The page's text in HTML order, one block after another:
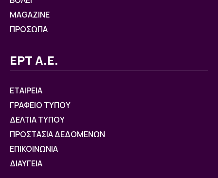
MAGAZINE
ΠΡΟΣΩΠΑ
ΕΡΤ Α.Ε.
ΕΤΑΙΡΕΙΑ
ΓΡΑΦΕΙΟ ΤΥΠΟΥ
ΔΕΛΤΙΑ ΤΥΠΟΥ
ΠΡΟΣΤΑΣΙΑ ΔΕΔΟΜΕΝΩΝ
ΕΠΙΚΟΙΝΩΝΙΑ
ΔΙΑΥΓΕΙΑ